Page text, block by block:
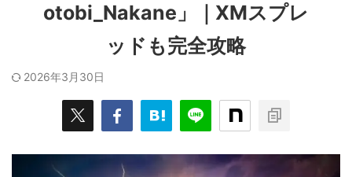
otobi_Nakane」｜XMスプレ
ッドも完全攻略
2026年3月30日